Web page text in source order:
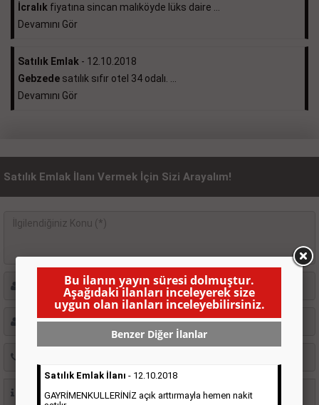
İcralık fiyatına sincan malıköyde lüks daire ...
Devamını Gör
Satılık Emlak - 12.10.2018
Gebzede satılık sıfır otel 34 odalı. ...
Devamını Gör
Satılık Emlak İlanı Vermek İçin Sizi Arayalım!
Bu ilanın yayın süresi dolmuştur.
Aşağıdaki ilanları inceleyerek size
uygun olan ilanları inceleyebilirsiniz.
Benzer Diğer İlanlar
Satılık Emlak İlanı - 12.10.2018
GAYRİMENKULLERİNİZ açık arttırmayla hemen nakit